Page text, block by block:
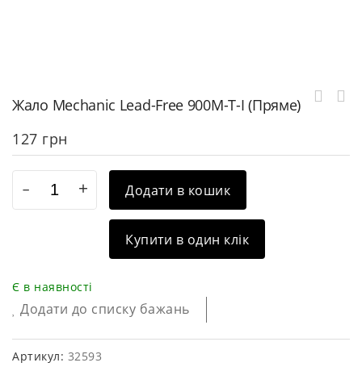
Жало Mechanic Lead-Free 900M-T-I (Пряме)
127 грн
Додати в кошик
Купити в один клік
Є в наявності
Додати до списку бажань
Артикул: 32593